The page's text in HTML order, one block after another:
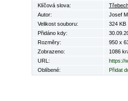
Klíčová slova:
Autor:
Josef
Velikost souboru:
324 KB
Přidáno kdy:
Rozměry:
950 x
Zobrazeno:
1086
URL:
https://
Oblíbené:
Přidat